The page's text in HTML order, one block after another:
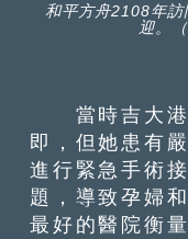
和平方舟2108年訪
迎。
當時吉大港
即，但她患有
進行緊急手術
題，導致孕婦
最好的醫院衡